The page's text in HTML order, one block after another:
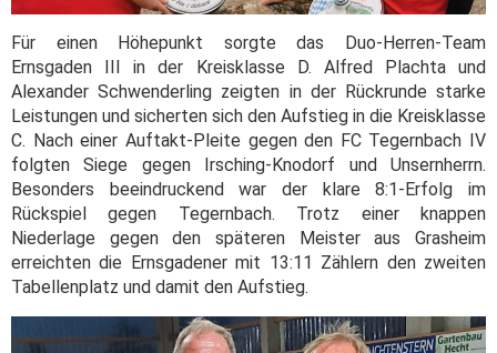
Für einen Höhepunkt sorgte das Duo-Herren-Team
Ernsgaden III in der Kreisklasse D. Alfred Plachta und
Alexander Schwenderling zeigten in der Rückrunde starke
Leistungen und sicherten sich den Aufstieg in die Kreisklasse
C. Nach einer Auftakt-Pleite gegen den FC Tegernbach IV
folgten Siege gegen Irsching-Knodorf und Unsernherrn.
Besonders beeindruckend war der klare 8:1-Erfolg im
Rückspiel gegen Tegernbach. Trotz einer knappen
Niederlage gegen den späteren Meister aus Grasheim
erreichten die Ernsgadener mit 13:11 Zählern den zweiten
Tabellenplatz und damit den Aufstieg.